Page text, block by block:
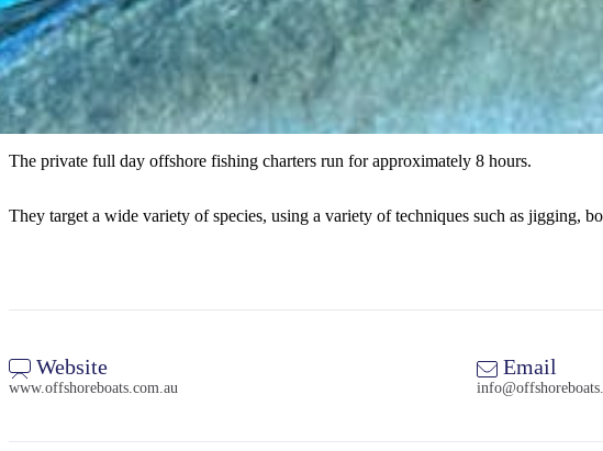
The private full day offshore fishing charters run for approximately 8 hours.
They target a wide variety of species, using a variety of techniques such as jigging,
Website
www.offshoreboats.com.au
Email